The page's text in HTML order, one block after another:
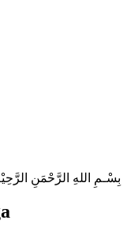
بِسْـمِ اللهِ الرَّحْمَنِ